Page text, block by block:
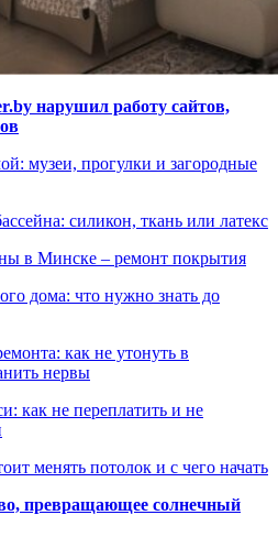
нарушил работу сайтов,
музеи, прогулки и загородные
силикон, ткань или латекс
в Минске – ремонт покрытия
дома: что нужно знать до
как не утонуть в
нервы
как не переплатить и не
менять потолок и с чего начать
превращающее солнечный